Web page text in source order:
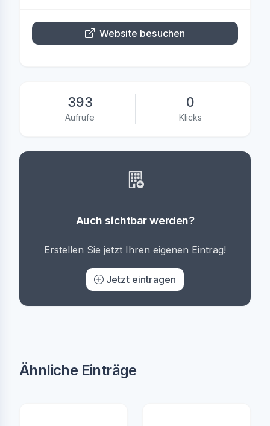
Website besuchen
393
Aufrufe
0
Klicks
Auch sichtbar werden?
Erstellen Sie jetzt Ihren eigenen Eintrag!
Jetzt eintragen
Ähnliche Einträge